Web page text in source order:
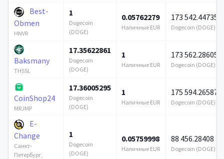
Best-
Obmen
HNVR
1
Dogecoin
(DOGE)
0.05762279
Наличные EUR
173 542.447354
Dogecoin (DOGE)
Baksmany
THSSL
17.35622861
Dogecoin
(DOGE)
1
Наличные EUR
173 562.286057
Dogecoin (DOGE)
CoinShop24
MRJMP
17.36005295
Dogecoin
(DOGE)
1
Наличные EUR
175 594.265875
Dogecoin (DOGE)
E-
Change
Санкт-
Петербург,
1
Dogecoin
(DOGE)
0.05759998
Наличные EUR
88 456.28408
Dogecoin (DOGE)